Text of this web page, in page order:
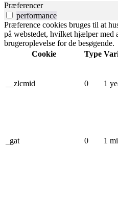
Præferencer
performance
Præference cookies bruges til at
på webstedet, hvilket hjælper med
brugeroplevelse for de besøgende.
Cookie
Type
__zlcmid 0 1
_gat 0 1